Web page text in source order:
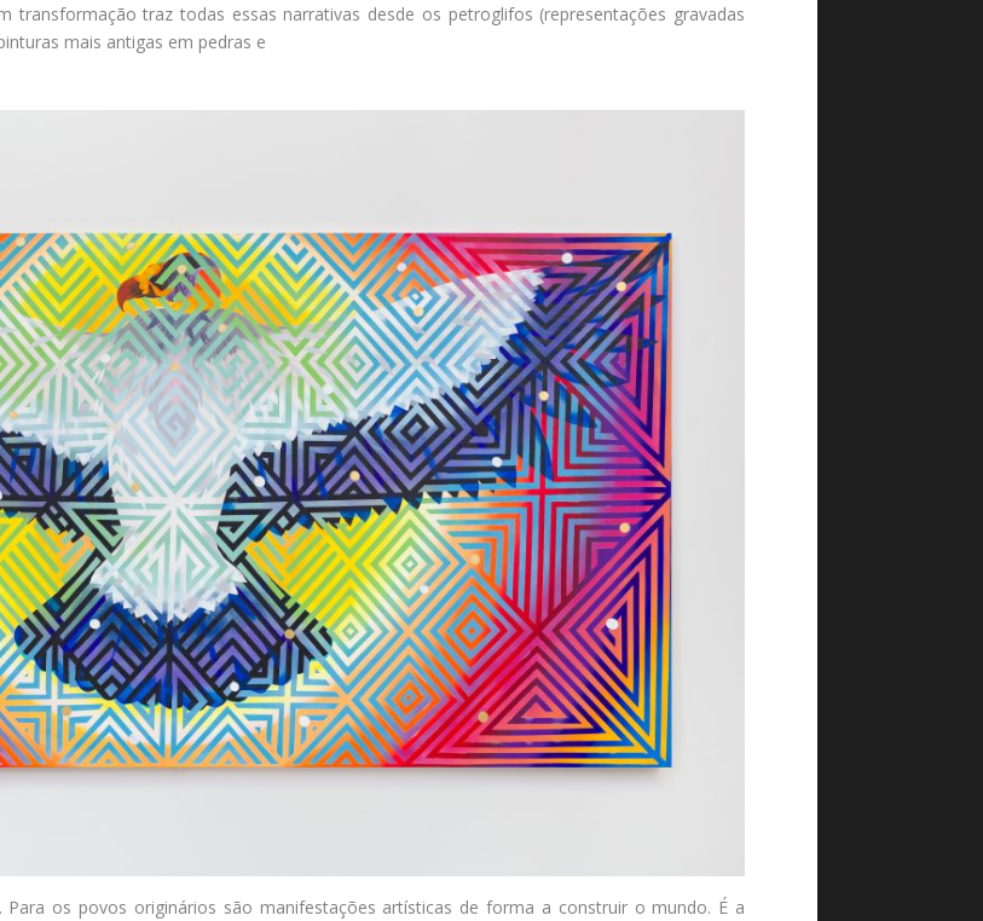
traz todas essas narrativas desde os petroglifos (representações gravadas
mais antigas em pedras e
os povos originários são manifestações artísticas de forma a construir o mundo. É a